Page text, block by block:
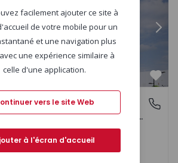
(Nossa Senhora do Amparo), Braga
do Pontido
Póvoa de Lanhoso (Nossa Senhora do Amparo), Braga
facilement ajouter ce site à
de votre mobile pour un
et une navigation plus
une expérience similaire à
celle d'une application.
vers le site Web
à l'écran d'accueil